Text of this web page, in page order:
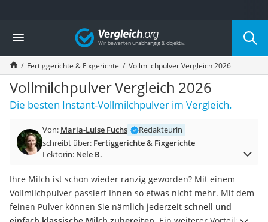
Die beliebtesten Vergleiche nach Kategorie
Lebensmittel
Schwarzkümmelöl
Knäckebrot
Schwarzkümmelöl-Kapseln
Manukahonig
Eiklar
Balsamico-Essig
Schwarzkümmelöl bio
Honig
Gemüsebrühe
Eiskaffee-Pulver
Irischer Whiskey
Vergleich
Fertiggerichte & Fixgerichte Vollmilchpulver Vergleich 2026
Vollmilchpulver Vergleich 2026
Die besten Instant-Vollmilchpulver im Vergleich.
Von: Maria-Luise Fuchs
Redakteurin
schreibt über: Fertiggerichte & Fixgerichte
Lektorin: Nele B.
Ihre Milch ist schon wieder ranzig geworden? Mit einem
Vollmilchpulver passiert Ihnen so etwas nicht mehr. Mit dem
feinen Pulver können Sie nämlich jederzeit schnell und